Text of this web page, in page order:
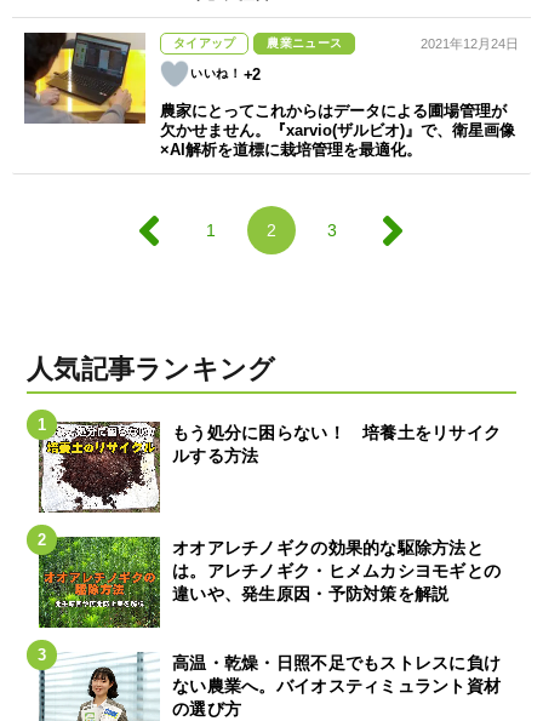
タイアップ 農業ニュース
+2
2021年12月24日
農家にとってこれからはデータによる圃場管理が
欠かせません。『xarvio(ザルビオ)』で、衛星画像
×AI解析を道標に栽培管理を最適化。
1 2 3
人気記事ランキング
もう処分に困らない！ 培養土をリサイク
ルする方法
オオアレチノギクの効果的な駆除方法と
は。アレチノギク・ヒメムカシヨモギとの
違いや、発生原因・予防対策を解説
高温・乾燥・日照不足でもストレスに負け
ない農業へ。バイオスティミュラント資材
の選び方